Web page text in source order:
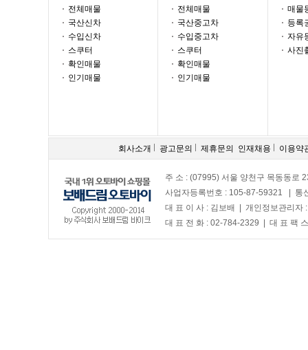
전체매물
국산신차
수입신차
스쿠터
확인매물
인기매물
전체매물
국산중고차
수입중고차
스쿠터
확인매물
인기매물
매물
등록
자유
사진
회사소개 광고문의 제휴문의 인재채용 이용약
주 소 : (07995) 서울 양천구 목동동로
사업자등록번호 : 105-87-59321 | 통
대 표 이 사 : 김보배 | 개인정보관리자
대 표 전 화 : 02-784-2329 | 대 표 팩